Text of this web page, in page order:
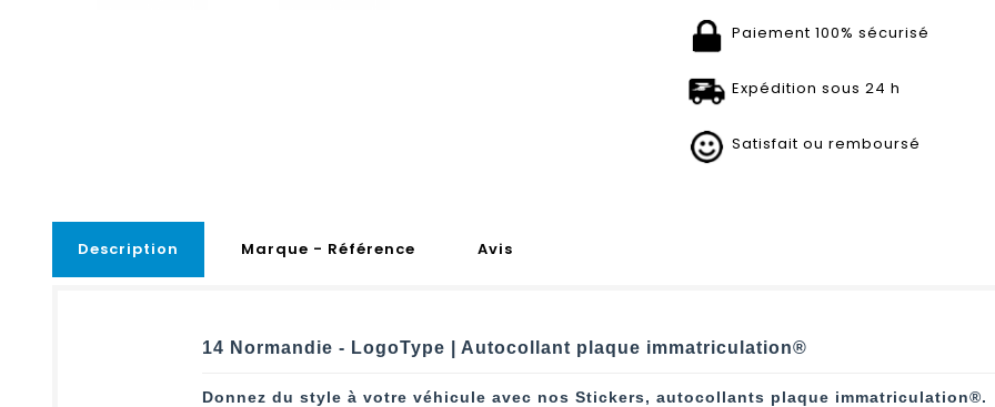
Paiement 100% sécurisé
Expédition sous 24 h
Satisfait ou remboursé
Description Marque - Référence Avis
14 Normandie - LogoType | Autocollant plaque immatriculation®
Donnez du style à votre véhicule avec nos Stickers, autocollants plaque immatriculation®.